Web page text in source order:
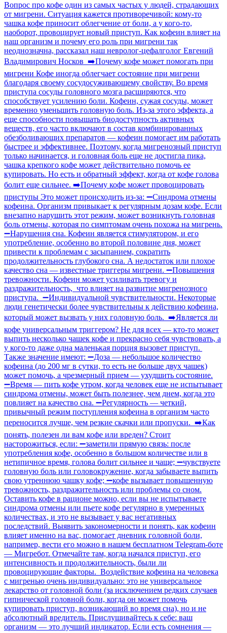
Вопрос про кофе один из самых частых у людей, страдающих
от мигрени. Ситуация кажется противоречивой: кому-то
чашка кофе приносит облегчение от боли, а у кого-то,
наоборот, провоцирует новый приступ. Как кофеин влияет на
наш организм и почему его роль при мигрени так
неоднозначна, рассказал наш невролог-цефалголог Евгений
Владимирович Носков ➡️Почему кофе может помогать при
мигрени Кофе иногда облегчает состояние при мигрени
благодаря своему сосудосуживающему свойству. Во время
приступа сосуды головного мозга расширяются, что
способствует усилению боли. Кофеин, сужая сосуды, может
временно уменьшить головную боль. Из-за этого эффекта, а
еще способности повышать биодоступность активных
веществ, его часто включают в состав комбинированных
обезболивающих препаратов — кофеин помогает им работать
быстрее и эффективнее. Поэтому, когда мигренозный приступ
только начинается, и головная боль еще не достигла пика,
чашка крепкого кофе может действительно помочь ее
купировать. Но есть и обратный эффект, когда от кофе голова
болит еще сильнее. ➡️Почему кофе может провоцировать
приступы Это может происходить из-за: ➖Синдрома отмены
кофеина. Организм привыкает к регулярным дозам кофе. Если
внезапно нарушить этот режим, может возникнуть головная
боль отмены, которая по симптомам очень похожа на мигрень.
➖Нарушения сна. Кофеин является стимулятором, и его
употребление, особенно во второй половине дня, может
привести к проблемам с засыпанием, сократить
продолжительность глубокого сна. А недостаток или плохое
качество сна — известные триггеры мигрени. ➖Повышения
тревожности. Кофеин может усиливать тревогу и
раздражительность, что влияет на развитие мигренозного
приступа. ➖Индивидуальной чувствительности. Некоторые
люди генетически более чувствительны к действию кофеина,
который может вызвать у них головную боль. ➡️Является ли
кофе универсальным триггером? Не для всех — кто-то может
выпить несколько чашек кофе и прекрасно себя чувствовать, а
у кого-то даже одна маленькая порция вызовет приступ.
Также значение имеют: ➖Доза — небольшое количество
кофеина (до 200 мг в сутки, то есть не больше двух чашек)
может помочь, а чрезмерный прием — ухудшить состояние.
➖Время — пить кофе утром, когда человек еще не испытывает
синдрома отмены, может быть полезнее, чем днем, когда это
повлияет на качество сна. ➖Регулярность — четкий,
привычный режим поступления кофеина в организм часто
переносится лучше, чем резкие скачки или пропуски. ➡️Как
понять, полезен ли вам кофе или вреден? Стоит
насторожиться, если: ➖заметили прямую связь: после
употребления кофе, особенно в большом количестве или в
нетипичное время, голова болит сильнее и чаще; ➖чувствуете
головную боль или головокружение, когда забываете выпить
свою утреннюю чашку кофе; ➖кофе вызывает повышенную
тревожность, раздражительность или проблемы со сном.
Оставить кофе в рационе можно, если вы не испытываете
синдрома отмены или пьете кофе регулярно в умеренных
количествах, и это не вызывает у вас негативных
последствий. Выявить закономерности и понять, как кофеин
влияет именно на вас, помогает дневник головной боли,
например, вести его можно в нашем бесплатном Telegram-боте
— Мигребот. Отмечайте там, когда начался приступ, его
интенсивность и продолжительность, были ли
провоцирующие факторы. Воздействие кофеина на человека
с мигренью очень индивидуально: это не универсальное
лекарство от головной боли (за исключением редких случаев
гипнической головной боли, когда он может помочь
купировать приступ, возникающий во время сна), но и не
абсолютный вредитель. Прислушивайтесь к себе: ваш
организм — это лучший индикатор. Если есть сомнения —